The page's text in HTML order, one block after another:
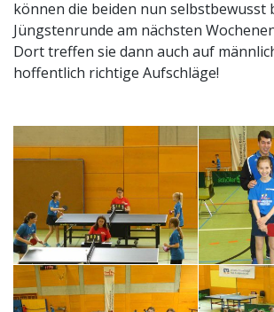
können die beiden nun selbstbewusst
Jüngstenrunde am nächsten
Dort treffen sie dann auch auf
hoffentlich richtige Aufschläge!